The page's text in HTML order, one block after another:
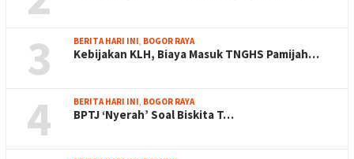
3 BERITA HARI INI BOGOR RAYA
Kebijakan KLH, Biaya Masuk TNGHS Pamijah…
4 BERITA HARI INI BOGOR RAYA
BPTJ ‘Nyerah’ Soal Biskita T…